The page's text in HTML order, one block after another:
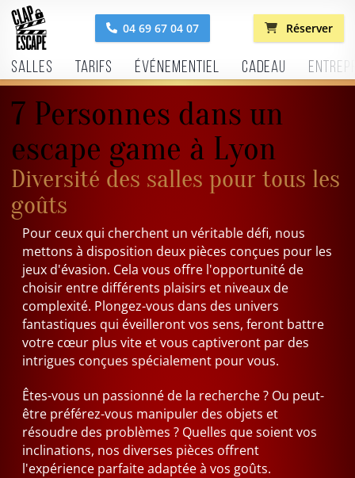
04 69 67 04 07 Réserver
Salles Tarifs Événementiel Cadeau
7 Personnes dans un
escape game à Lyon
Diversité des salles pour tous les
goûts
Pour ceux qui cherchent un véritable défi, nous
mettons à disposition deux pièces conçues pour les
jeux d'évasion. Cela vous offre l'opportunité de
choisir entre différents plaisirs et niveaux de
complexité. Plongez-vous dans des univers
fantastiques qui éveilleront vos sens, feront battre
votre cœur plus vite et vous captiveront par des
intrigues conçues spécialement pour vous.
Êtes-vous un passionné de la recherche ? Ou peut-
être préférez-vous manipuler des objets et
résoudre des problèmes ? Quelles que soient vos
inclinations, nos diverses pièces offrent
l'expérience parfaite adaptée à vos goûts.